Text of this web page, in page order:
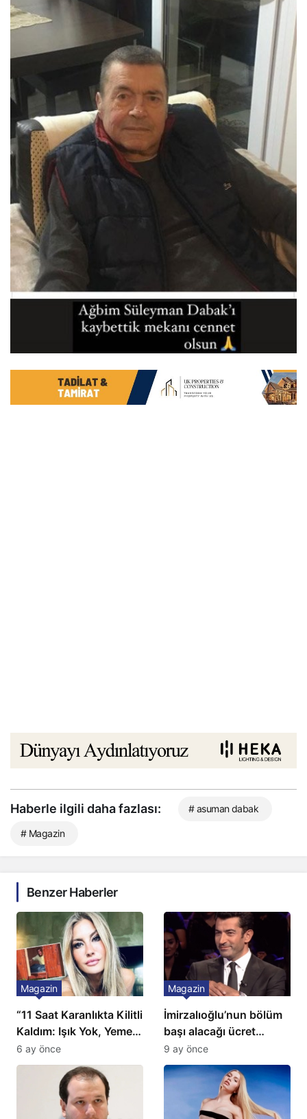
Haberle ilgili daha fazlası: # asuman dabak
# Magazin
Benzer Haberler
“11 Saat Karanlıkta Kilitli
Kaldım: Işık Yok, Yemek
Yok, Tuvalet Yok!”
Çağla Şikel’den Şok
Magazin
6 ay önce
İmirzalıoğlu’nun bölüm
başı alacağı ücret
Türkiye’de bir ilk:
Gözünü 2 ilçeye dikti!
Magazin
9 ay önce